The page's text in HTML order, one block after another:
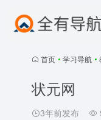
首页 • 学习导航 •
状元网
3年前发布